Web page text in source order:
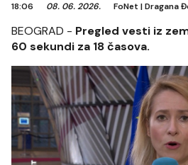
18:06 08. 06. 2026. FoNet |Dragana
BEOGRAD - Pregled vesti iz
60 sekundi za 18 časova.